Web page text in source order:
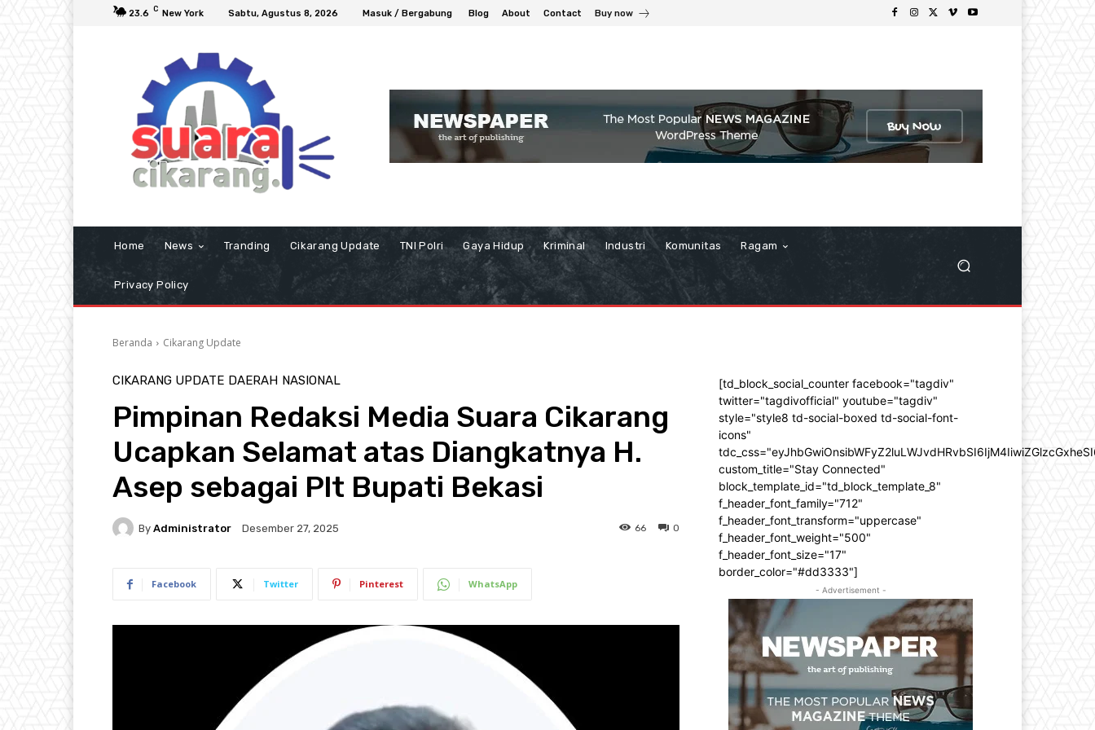
23.6 C New York Sabtu, Agustus 8, 2026 Masuk / Bergabung Blog About Contact Buy now
Home News Tranding Cikarang Update TNI Polri Gaya Hidup Kriminal Industri Komunitas Ragam
Privacy Policy
Beranda Cikarang Update
CIKARANG UPDATE DAERAH NASIONAL
Pimpinan Redaksi Media Suara Cikarang
Ucapkan Selamat atas Diangkatnya H.
Asep sebagai Plt Bupati Bekasi
By Administrator Desember 27, 2025 0
66
Facebook Twitter Pinterest WhatsApp
[td_block_social_counter facebook="tagdiv"
twitter="tagdivofficial" youtube="tagdiv"
style="style8 td-social-boxed td-social-font-
icons"
custom_title="Stay Connected"
block_template_id="td_block_template_8"
f_header_font_family="712"
f_header_font_transform="uppercase"
f_header_font_weight="500"
f_header_font_size="17"
border_color="#dd3333"]
- Advertisement -